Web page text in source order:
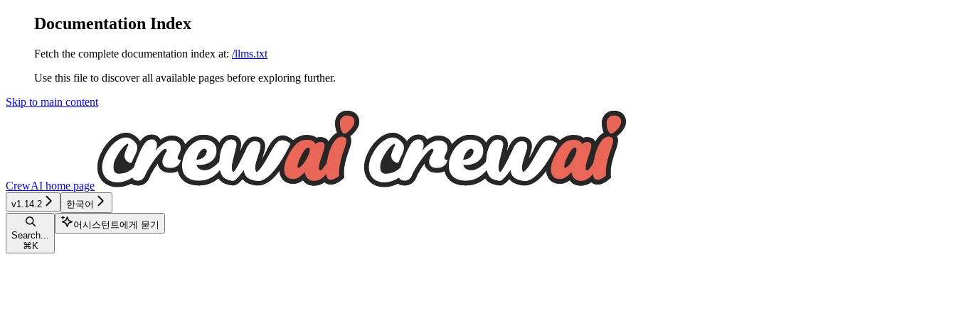
Documentation Index
Fetch the complete documentation index at: /llms.txt
Use this file to discover all available pages before exploring further.
Skip to main content
CrewAI home page
v1.14.2 한국어
Search...
⌘ K
어시스턴트에게 묻기